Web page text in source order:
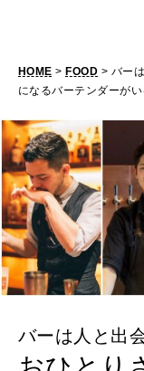
[12星
女神
算
HOME > FOOD > バー
になるバーテンダーが
バーは人と出